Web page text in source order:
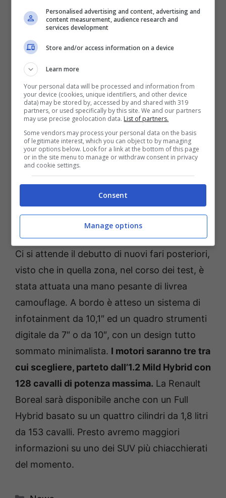
marchi possano esserci delle somiglianze. Il
rivestimento della carrozzeria è in plastica ed
i passaruota sono molto pronunciati, mentre
il paraurti posteriore è stato rivisto da zero.
Renault Boreal in mostra (Renault) – Renaultnews.it
Ci si attende il debutto di nuovi fari posteriori,
visto che in quella zona, nel corso dei test, è
stata attuata una mano pesante di livrea
camouflage. A bordo è atteso un sistema di
infotainment da 10,1″ ed un quadro strumenti
digitale da 7″ o da 10″, con un design tutto
sommato minimalista. I motori saranno tre tra
cui scegliere, parteto dall’1.2 Mild Hybrid con
128 cavalli di potenza massima. La Renault
Boreal sarà disponibile anche con un Full
Hybrid basato su un quattro cilindri da 1,8 litri
da 153 cavalli. Presto avremo maggiori
informazioni su uno dei SUV più chiacchierati
del momento.
Personalised advertising and content, advertising and
content measurement, audience research and
services development
Store and/or access information on a device
Learn more
Your personal data will be processed and information from
your device (cookies, unique identifiers, and other device
data) may be stored by, accessed by and shared with 319
partners, or used specifically by this site. We and our partners
may use precise geolocation data. List of partners.
Some vendors may process your personal data on the basis
of legitimate interest, which you can object to by managing
your options below. Look for a link at the bottom of this page
or in the site menu to manage or withdraw consent in privacy
and cookie settings.
Consent
Manage options